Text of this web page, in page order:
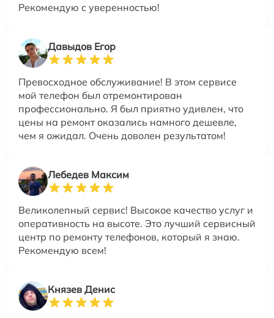
Рекомендую с уверенностью!
Давыдов Егор
Превосходное обслуживание! В этом сервисе
мой телефон был отремонтирован
профессионально. Я был приятно удивлен, что
цены на ремонт оказались намного дешевле,
чем я ожидал. Очень доволен результатом!
Лебедев Максим
Великолепный сервис! Высокое качество услуг и
оперативность на высоте. Это лучший сервисный
центр по ремонту телефонов, который я знаю.
Рекомендую всем!
Князев Денис